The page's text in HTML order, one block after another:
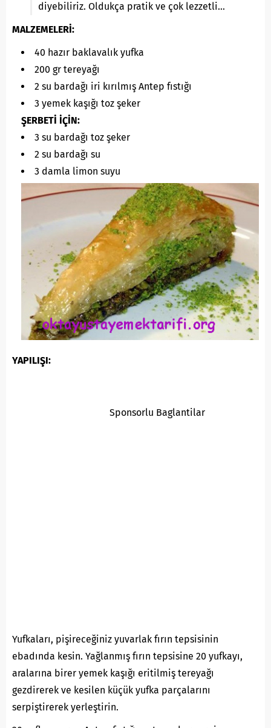
diyebiliriz. Oldukça pratik ve çok lezzetli…
MALZEMELERİ:
40 hazır baklavalık yufka
200 gr tereyağı
2 su bardağı iri kırılmış Antep fıstığı
3 yemek kaşığı toz şeker
ŞERBETİ İÇİN:
3 su bardağı toz şeker
2 su bardağı su
3 damla limon suyu
YAPILIŞI:
Sponsorlu Baglantilar
Yufkaları, pişireceğiniz yuvarlak fırın tepsisinin
ebadında kesin. Yağlanmış fırın tepsisine 20 yufkayı,
aralarına birer yemek kaşığı eritilmiş tereyağı
gezdirerek ve kesilen küçük yufka parçalarını
serpiştirerek yerleştirin.